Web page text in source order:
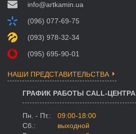
info@artkamin.ua
(096) 077-69-75
(093) 978-32-34
(095) 695-90-01
НАШИ ПРЕДСТАВИТЕЛЬСТВА
ГРАФИК РАБОТЫ CALL-ЦЕНТРА
Пн. - Пт.:
09:00-18:00
Сб.:
выходной